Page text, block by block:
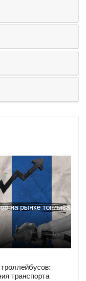
на рынке топлива
транспорта